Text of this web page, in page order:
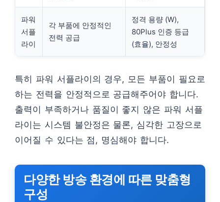
파워
서플
라이
각 부품에 안정적인
전력 공급
정격 용량 (W),
80Plus 인증 등급
(효율), 안정성
특히 파워 서플라이의 경우, 모든 부품이 필요로
하는 전력을 안정적으로 공급해주어야 합니다.
출력이 부족하거나 품질이 좋지 않은 파워 서플
라이는 시스템 불안정은 물론, 심각한 고장으로
이어질 수 있다는 점, 명심해야 합니다.
다양한 방송 환경에 따른 맞춤형
구성